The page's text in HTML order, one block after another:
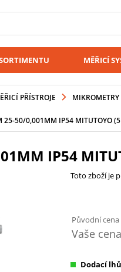
MĚŘICÍ
PŘÍSTROJE MIKROMETRY
25-50/0,001MM IP54 MITUTOYO
IP54
Toto zboží je
Původní cena
Vaše
Dodací